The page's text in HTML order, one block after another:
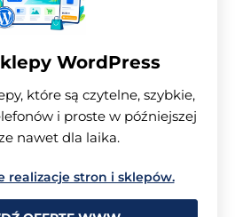
WordPress
które są czytelne, szybkie,
i proste w późniejszej
nawet dla laika.
realizacje stron i sklepów.